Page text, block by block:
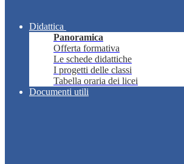
Didattica
Panoramica
Offerta formativa
Le schede didattiche
I progetti delle classi
Tabella oraria dei licei
Documenti utili